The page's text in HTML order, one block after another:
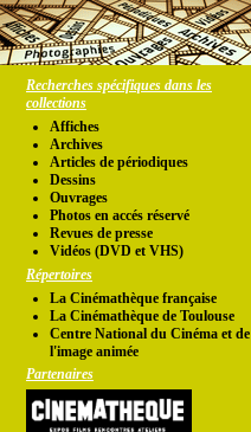
Recherches spécifiques dans les
collections
Affiches
Archives
Articles de périodiques
Dessins
Ouvrages
Photos en accés réservé
Revues de presse
Vidéos (DVD et VHS)
Répertoires
La Cinémathèque française
La Cinémathèque de Toulouse
Centre National du Cinéma et de
l'image animée
Partenaires